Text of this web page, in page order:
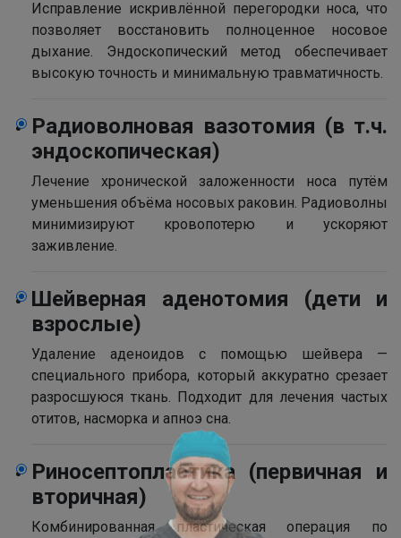
Исправление искривлённой перегородки носа, что
позволяет восстановить полноценное носовое
дыхание. Эндоскопический метод обеспечивает
высокую точность и минимальную травматичность.
Радиоволновая вазотомия (в т.ч.
эндоскопическая)
Лечение хронической заложенности носа путём
уменьшения объёма носовых раковин. Радиоволны
минимизируют кровопотерю и ускоряют
заживление.
Шейверная аденотомия (дети и
взрослые)
Удаление аденоидов с помощью шейвера —
специального прибора, который аккуратно срезает
разросшуюся ткань. Подходит для лечения частых
отитов, насморка и апноэ сна.
Риносептопластика (первичная и
вторичная)
Комбинированная пластическая операция по